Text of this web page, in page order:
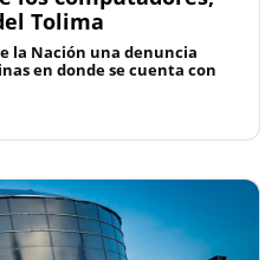
Tolima
la Nación una denuncia
en donde se cuenta con